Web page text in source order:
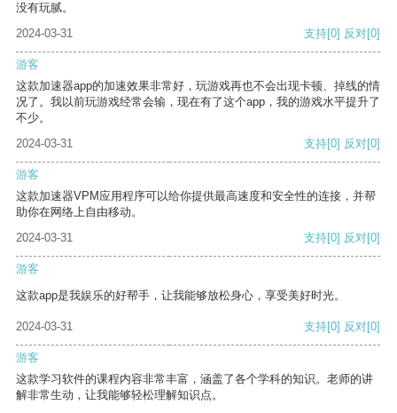
没有玩腻。
2024-03-31
支持[0] 反对[0]
游客
这款加速器app的加速效果非常好，玩游戏再也不会出现卡顿、掉线的情
况了。我以前玩游戏经常会输，现在有了这个app，我的游戏水平提升了
不少。
2024-03-31
支持[0] 反对[0]
游客
这款加速器VPM应用程序可以给你提供最高速度和安全性的连接，并帮
助你在网络上自由移动。
2024-03-31
支持[0] 反对[0]
游客
这款app是我娱乐的好帮手，让我能够放松身心，享受美好时光。
2024-03-31 支持[0] 反对[0]
游客
这款学习软件的课程内容非常丰富，涵盖了各个学科的知识。老师的讲
解非常生动，让我能够轻松理解知识点。